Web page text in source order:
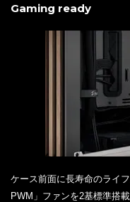
Gaming ready
ケース前面に長寿命のライ
PWM」ファンを2基標準搭